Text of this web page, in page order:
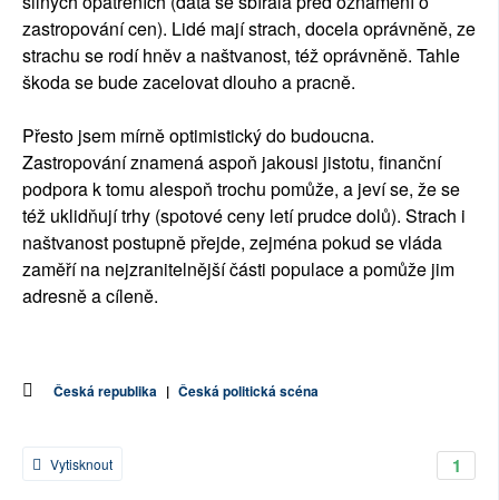
zastropování cen). Lidé mají strach, docela oprávněně, ze
strachu se rodí hněv a naštvanost, též oprávněně. Tahle
škoda se bude zacelovat dlouho a pracně.
Přesto jsem mírně optimistický do budoucna.
Zastropování znamená aspoň jakousi jistotu, finanční
podpora k tomu alespoň trochu pomůže, a jeví se, že se
též uklidňují trhy (spotové ceny letí prudce dolů). Strach i
naštvanost postupně přejde, zejména pokud se vláda
zaměří na nejzranitelnější části populace a pomůže jim
adresně a cíleně.
Česká republika | Česká politická scéna
1
Vytisknout